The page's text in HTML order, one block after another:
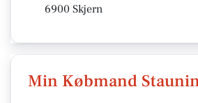
6900 Skjern
Min Købmand